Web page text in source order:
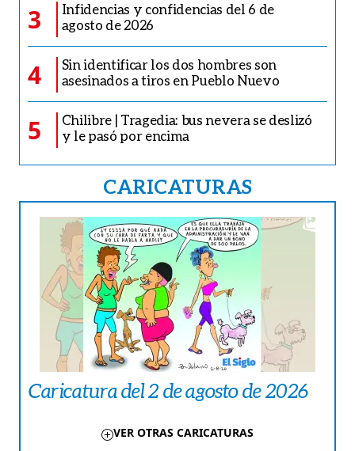
3
Infidencias y confidencias del 6 de
agosto de 2026
4
Sin identificar los dos hombres son
asesinados a tiros en Pueblo Nuevo
5
Chilibre | Tragedia: bus nevera se deslizó
y le pasó por encima
CARICATURAS
Caricatura del 2 de agosto de 2026
VER OTRAS CARICATURAS